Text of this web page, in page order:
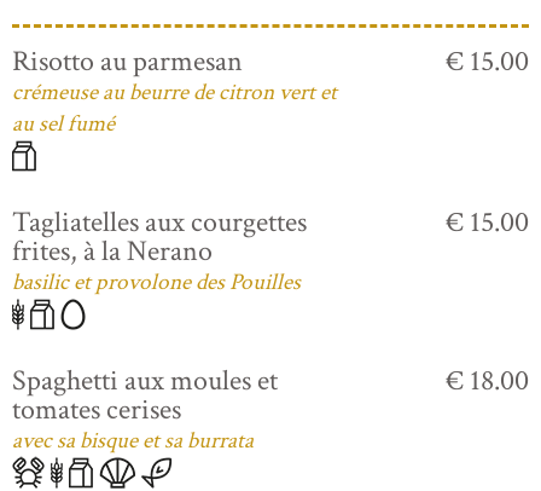
Risotto au parmesan
crémeuse au beurre de citron vert et
au sel fumé
€ 15.00
Tagliatelles aux courgettes
frites, à la Nerano
basilic et provolone des Pouilles
€ 15.00
Spaghetti aux moules et
tomates cerises
avec sa bisque et sa burrata
€ 18.00